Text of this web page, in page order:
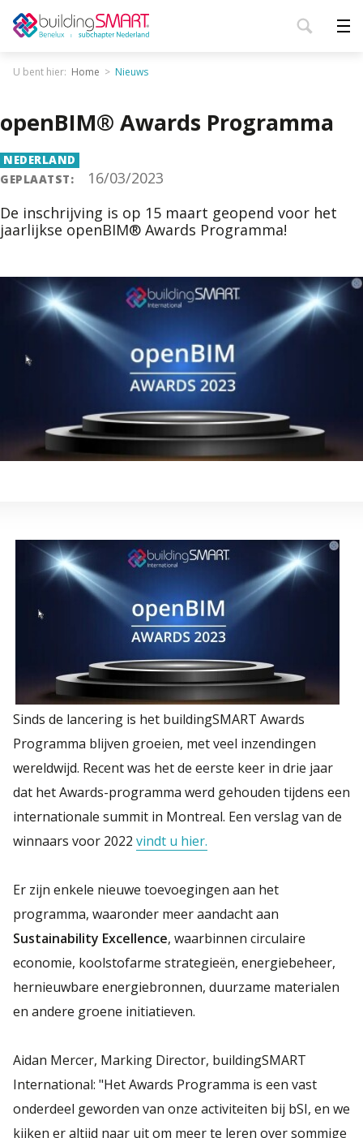
U bent hier: Home Nieuws
openBIM® Awards Programma
NEDERLAND
GEPLAATST:
16/03/2023
De inschrijving is op 15 maart geopend voor het
jaarlijkse openBIM® Awards Programma!
Sinds de lancering is het buildingSMART Awards
Programma blijven groeien, met veel inzendingen
wereldwijd. Recent was het de eerste keer in drie jaar
dat het Awards-programma werd gehouden tijdens een
internationale summit in Montreal. Een verslag van de
winnaars voor 2022 vindt u hier.
Er zijn enkele nieuwe toevoegingen aan het
programma, waaronder meer aandacht aan
Sustainability Excellence, waarbinnen circulaire
economie, koolstofarme strategieën, energiebeheer,
hernieuwbare energiebronnen, duurzame materialen
en andere groene initiatieven.
Aidan Mercer, Marking Director, buildingSMART
International: "Het Awards Programma is een vast
onderdeel geworden van onze activiteiten bij bSI, en we
kijken er altijd naar uit om meer te leren over sommige